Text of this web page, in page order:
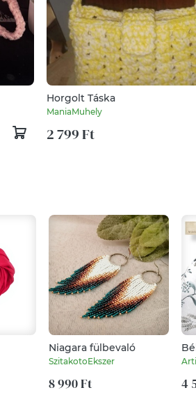
Horgolt Táska
ManiaMuhely
2 799 Ft
Niagara fülbevaló
SzitakotoEkszer
8 990 Ft 4